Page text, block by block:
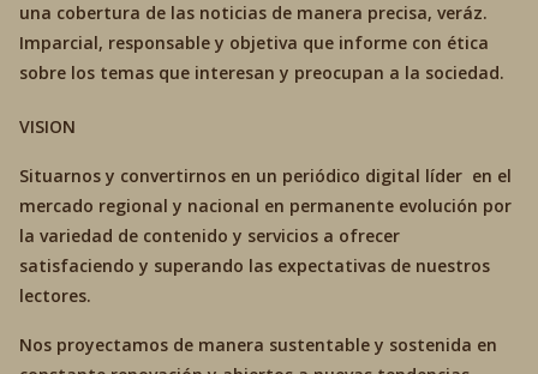
una cobertura de las noticias de manera precisa, veráz.
Imparcial, responsable y objetiva que informe con ética
sobre los temas que interesan y preocupan a la sociedad.
VISION
Situarnos y convertirnos en un periódico digital líder en el
mercado regional y nacional en permanente evolución por
la variedad de contenido y servicios a ofrecer
satisfaciendo y superando las expectativas de nuestros
lectores.
Nos proyectamos de manera sustentable y sostenida en